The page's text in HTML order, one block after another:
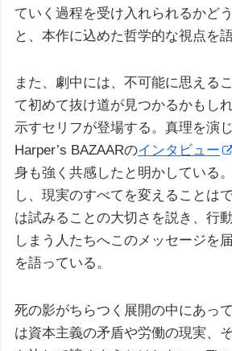
ていく過程を受け入れられるかど
と、本作に込めた哲学的な視点を
また、劇中には、不可能に思える
て初めて抜け道が見つかるかもし
示すセリフが登場する。真理を演
Harper’s BAZAARのインタビュー
身も強く共感したと明かしている
し、現実のすべてを変えることは
は試みることの大切さを説き、行
しまう人たちへこのメッセージを
を語っている。
死の影がちらつく展開の中にあっ
は資本主義の矛盾や労働の現実、